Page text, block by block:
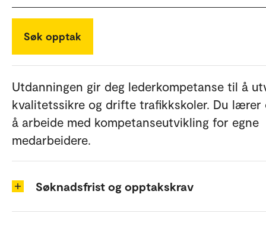
Søk opptak
Utdanningen gir deg lederkompetanse til å
kvalitetssikre og drifte trafikkskoler. Du lærer
å arbeide med kompetanseutvikling for egne
medarbeidere.
Søknadsfrist og opptakskrav